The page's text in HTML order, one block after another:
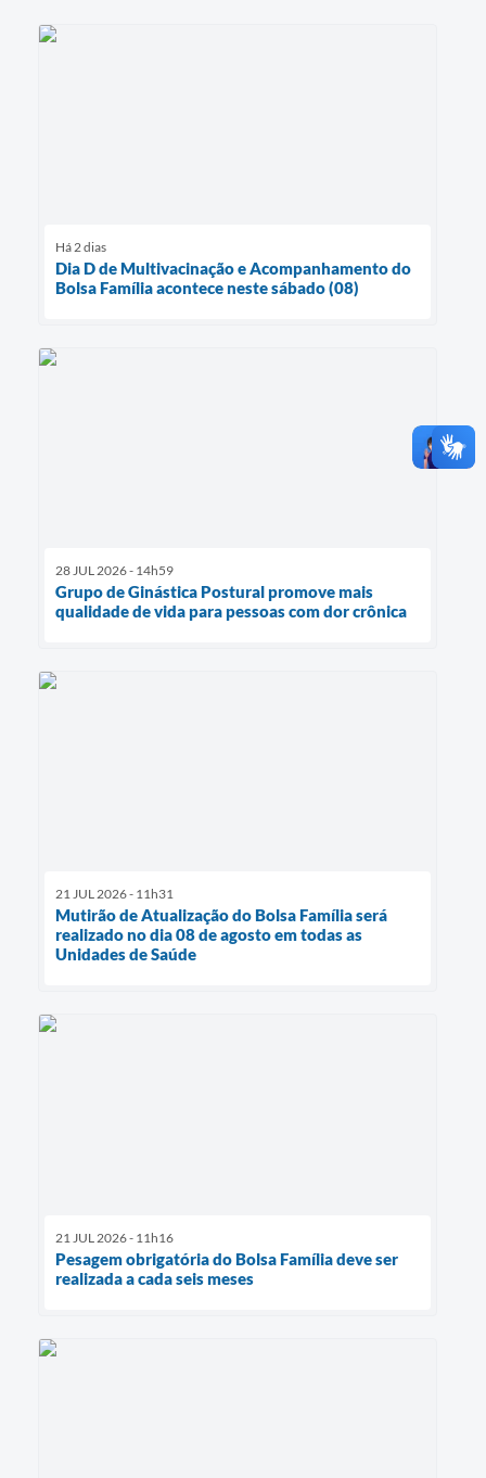
Há 2 dias
Dia D de Multivacinação e Acompanhamento do
Bolsa Família acontece neste sábado (08)
28 JUL 2026 - 14h59
Grupo de Ginástica Postural promove mais
qualidade de vida para pessoas com dor crônica
21 JUL 2026 - 11h31
Mutirão de Atualização do Bolsa Família será
realizado no dia 08 de agosto em todas as
Unidades de Saúde
21 JUL 2026 - 11h16
Pesagem obrigatória do Bolsa Família deve ser
realizada a cada seis meses